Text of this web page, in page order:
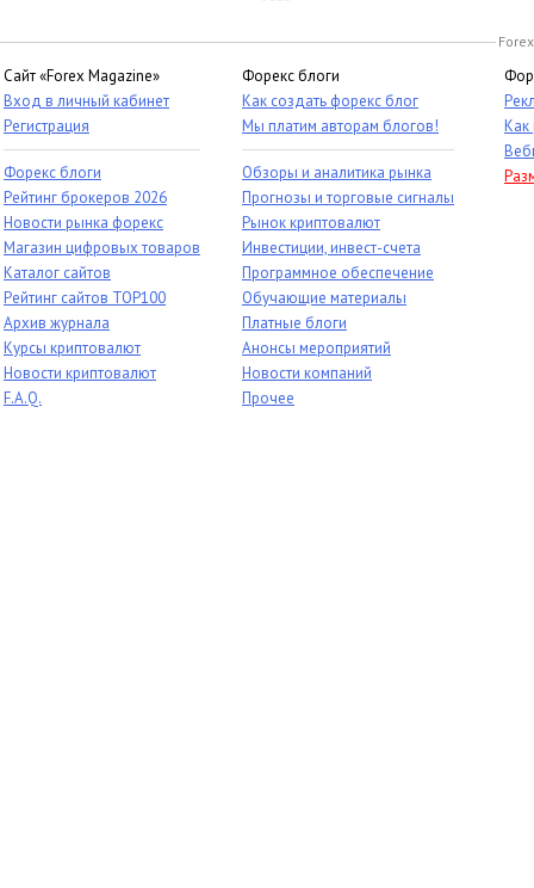
Сайт «Forex Magazine»
Вход в личный кабинет
Регистрация
Форекс блоги
Рейтинг брокеров 2026
Новости рынка форекс
Магазин цифровых товаров
Каталог сайтов
Рейтинг сайтов TOP100
Архив журнала
Курсы криптовалют
Новости криптовалют
F.A.Q.
Форекс блоги
Как создать форекс блог
Мы платим авторам блогов!
Обзоры и аналитика рынка
Прогнозы и торговые сигналы
Рынок криптовалют
Инвестиции, инвест-счета
Программное обеспечение
Обучающие материалы
Платные блоги
Анонсы мероприятий
Новости компаний
Прочее
Как